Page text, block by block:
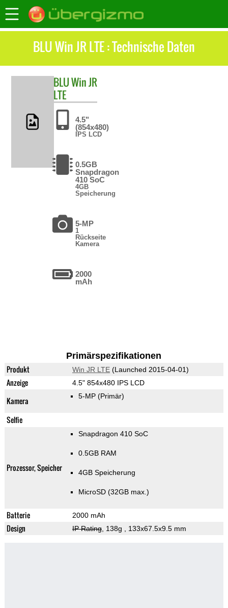
BLU Win JR LTE : Technische Daten
BLUWin JR
LTE
4.5"
(854x480)
IPS LCD
0.5GB
Snapdragon
410 SoC
4GB
Speicherung
5-MP
1
Rückseite
Kamera
2000
mAh
Primärspezifikationen
Produkt Win JR LTE(Launched 2015-04-01)
Anzeige 4.5" 854x480 IPS LCD
Kamera 5-MP (Primär)
Selfie
Prozessor, Speicher
Snapdragon 410 SoC
0.5GB RAM
4GB Speicherung
MicroSD (32GB max.)
Batterie 2000 mAh
Design IP Rating, 138g , 133x67.5x9.5 mm